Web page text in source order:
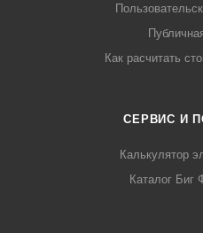
Как расчитать
СЕРВИС И
Калькулятор
Каталог Биг